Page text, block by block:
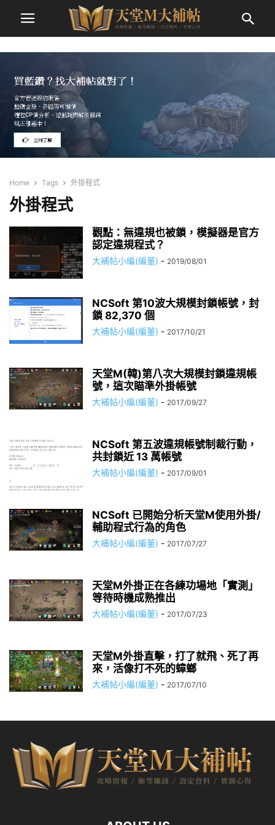
Home Tags 外掛程式
外掛程式
觀點：無違規也被鎖，模擬器是官方
認定違規程式？
大補帖小編(編董) - 2019/08/01
NCSoft 第10波大規模封鎖帳號，封
鎖 82,370 個
大補帖小編(編董) - 2017/10/21
天堂M(韓)第八次大規模封鎖違規帳
號，這次瞄準外掛帳號
大補帖小編(編董) - 2017/09/27
NCSoft 第五波違規帳號制裁行動，
共封鎖近 13 萬帳號
大補帖小編(編董) - 2017/09/01
NCSoft 已開始分析天堂M使用外掛/
輔助程式行為的角色
大補帖小編(編董) - 2017/07/27
天堂M外掛正在各練功場地「實測」
等待時機成熟推出
大補帖小編(編董) - 2017/07/23
天堂M外掛直擊，打了就飛、死了再
來，活像打不死的蟑螂
大補帖小編(編董) - 2017/07/10